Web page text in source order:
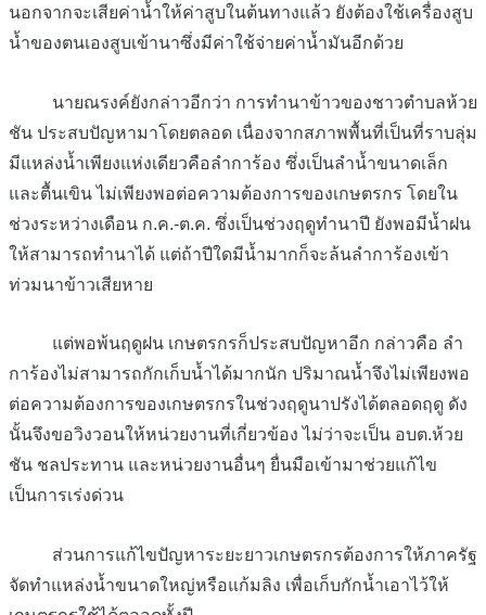
นอกจากจะเสียค่าน้ำให้ค่าสูบในต้นทางแล้ว ยังต้องใช้เครื่องสูบ
น้ำของตนเองสูบเข้านาซึ่งมีค่าใช้จ่ายค่าน้ำมันอีกด้วย
นายณรงค์ยังกล่าวอีกว่า การทำนาข้าวของชาวตำบลห้วย
ชัน ประสบปัญหามาโดยตลอด เนื่องจากสภาพพื้นที่เป็นที่ราบลุ่ม
มีแหล่งน้ำเพียงแห่งเดียวคือลำการ้อง ซึ่งเป็นลำน้ำขนาดเล็ก
และตื้นเขิน ไม่เพียงพอต่อความต้องการของเกษตรกร โดยใน
ช่วงระหว่างเดือน ก.ค.-ต.ค. ซึ่งเป็นช่วงฤดูทำนาปี ยังพอมีน้ำฝน
ให้สามารถทำนาได้ แต่ถ้าปีใดมีน้ำมากก็จะล้นลำการ้องเข้า
ท่วมนาข้าวเสียหาย
แต่พอพ้นฤดูฝน เกษตรกรก็ประสบปัญหาอีก กล่าวคือ ลำ
การ้องไม่สามารถกักเก็บน้ำได้มากนัก ปริมาณน้ำจึงไม่เพียงพอ
ต่อความต้องการของเกษตรกรในช่วงฤดูนาปรังได้ตลอดฤดู ดัง
นั้นจึงขอวิงวอนให้หน่วยงานที่เกี่ยวข้อง ไม่ว่าจะเป็น อบต.ห้วย
ชัน ชลประทาน และหน่วยงานอื่นๆ ยื่นมือเข้ามาช่วยแก้ไข
เป็นการเร่งด่วน
ส่วนการแก้ไขปัญหาระยะยาวเกษตรกรต้องการให้ภาครัฐ
จัดทำแหล่งน้ำขนาดใหญ่หรือแก้มลิง เพื่อเก็บกักน้ำเอาไว้ให้